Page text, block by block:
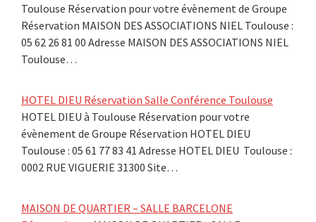
Toulouse Réservation pour votre évènement de Groupe
Réservation MAISON DES ASSOCIATIONS NIEL Toulouse :
05 62 26 81 00 Adresse MAISON DES ASSOCIATIONS NIEL
Toulouse…
HOTEL DIEU Réservation Salle Conférence Toulouse
HOTEL DIEU à Toulouse Réservation pour votre
évènement de Groupe Réservation HOTEL DIEU
Toulouse : 05 61 77 83 41 Adresse HOTEL DIEU Toulouse :
0002 RUE VIGUERIE 31300 Site…
MAISON DE QUARTIER – SALLE BARCELONE